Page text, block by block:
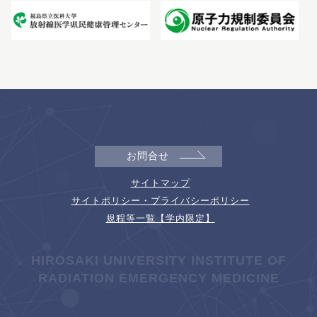
お問合せ
サイトマップ
サイトポリシー・プライバシーポリシー
規程等一覧【学内限定】
HIROSAKI UNIVERSITY INSTITUTE OF
RADIATION EMERGENCY MEDICINE